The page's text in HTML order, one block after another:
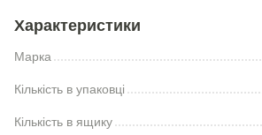
Характеристики
Марка
Кількість в упаковці
Кількість в ящику